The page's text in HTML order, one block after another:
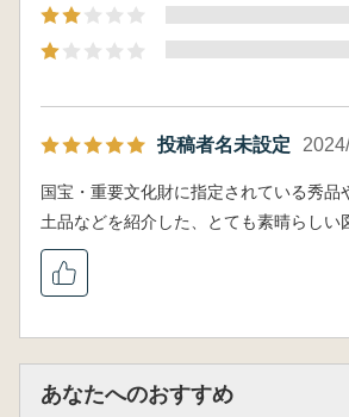
投稿者名未設定
国宝・重要文化財に指定されている秀品
土品などを紹介した、とても素晴らしい
あなたへのおすすめ